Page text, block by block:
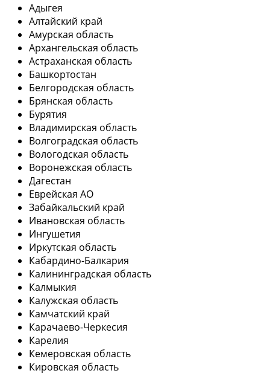
Адыгея
Алтайский край
Амурская область
Архангельская область
Астраханская область
Башкортостан
Белгородская область
Брянская область
Бурятия
Владимирская область
Волгоградская область
Вологодская область
Воронежская область
Дагестан
Еврейская АО
Забайкальский край
Ивановская область
Ингушетия
Иркутская область
Кабардино-Балкария
Калининградская область
Калмыкия
Калужская область
Камчатский край
Карачаево-Черкесия
Карелия
Кемеровская область
Кировская область